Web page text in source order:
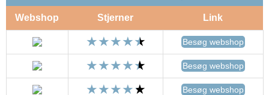
Webshop Stjerner Link
Besøg webshop
Besøg webshop
Besøg webshop